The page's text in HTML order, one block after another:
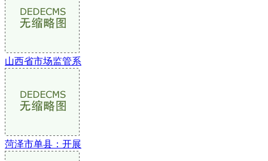
山西省市场监管系
菏泽市单县：开展